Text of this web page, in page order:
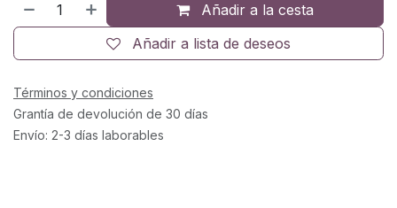
Añadir a la cesta
Añadir a lista de deseos
Términos y condiciones
Grantía de devolución de 30 días
Envío: 2-3 días laborables